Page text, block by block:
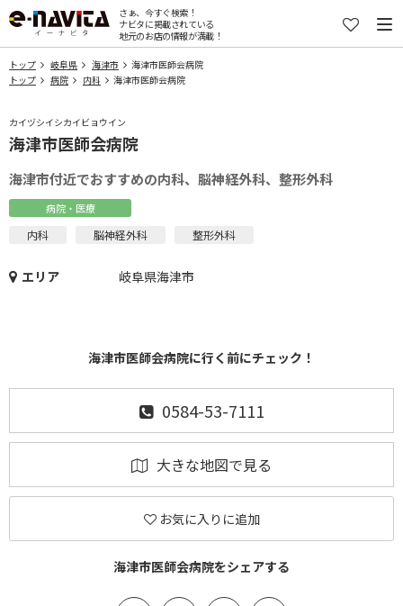
さぁ、今すぐ検索！
ナビタに掲載されている
地元のお店の情報が満載！
トップ 岐阜県 海津市
海津市医師会病院
トップ
病院 内科 海津市医師会病院
カイヅシイシカイビョウイン
海津市医師会病院
海津市付近でおすすめの内科、脳神経外科、整形外科
病院・医療
内科 脳神経外科 整形外科
エリア 岐阜県海津市
海津市医師会病院に行く前にチェック！
0584-53-7111
大きな地図で見る
お気に入りに追加
海津市医師会病院をシェアする